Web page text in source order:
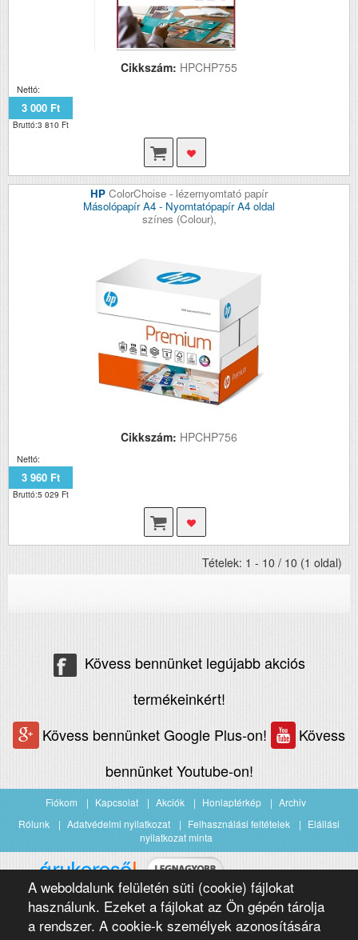
Cikkszám: HPCHP755
Nettó:
3 000 Ft
Bruttó:3 810 Ft
HP ColorChoise - lézernyomtató papír
Másolópapír A4 - Nyomtatópapír A4 oldal
színes (Colour),
Cikkszám: HPCHP756
Nettó:
3 960 Ft
Bruttó:5 029 Ft
Tételek: 1 - 10 / 10 (1 oldal)
A weboldalunk felületén süti (cookie) fájlokat
használunk. Ezeket a fájlokat az Ön gépén tárolja
a rendszer. A cookie-k személyek azonosítására
Kövess bennünket legújabb akciós
termékeinkért!
Kövess bennünket Google Plus-on!
Kövess
bennünket Youtube-on!
Fiókom Kapcsolat Akciók Honlaptérkép
Archiv
Rólunk
Adatvédelmi nyilatkozat Felhasználási feltételek
Elállási
nyilatkozat minta